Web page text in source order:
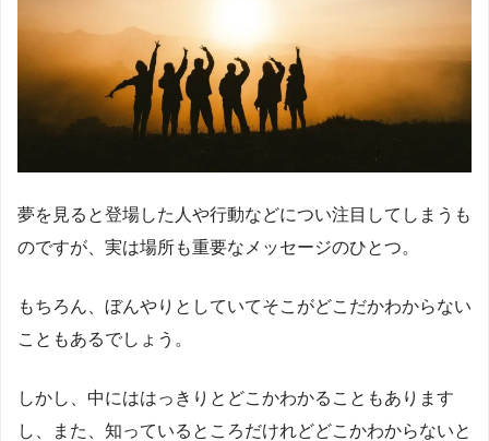
夢を見ると登場した人や行動などについ注目してしまうも
のですが、実は場所も重要なメッセージのひとつ。
もちろん、ぼんやりとしていてそこがどこだかわからない
こともあるでしょう。
しかし、中にははっきりとどこかわかることもあります
し、また、知っているところだけれどどこかわからないと